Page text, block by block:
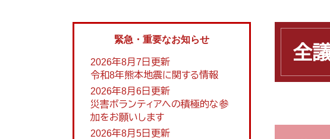
本
全
緊急・重要なお知らせ
2026年8月7日更新
令和8年熊本地震に関する情報
2026年8月6日更新
災害ボランティアへの積極的な参
加をお願いします
2026年8月5日更新